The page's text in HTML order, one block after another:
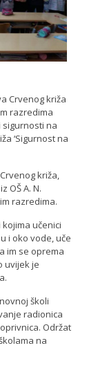
Crvenog križa
razredima
na
‘Sigurnost na
križa,
OŠ A. N.
razredima.
učenici
i oko vode, uče
im se oprema
uvijek je
školi
radionica
Održat
na